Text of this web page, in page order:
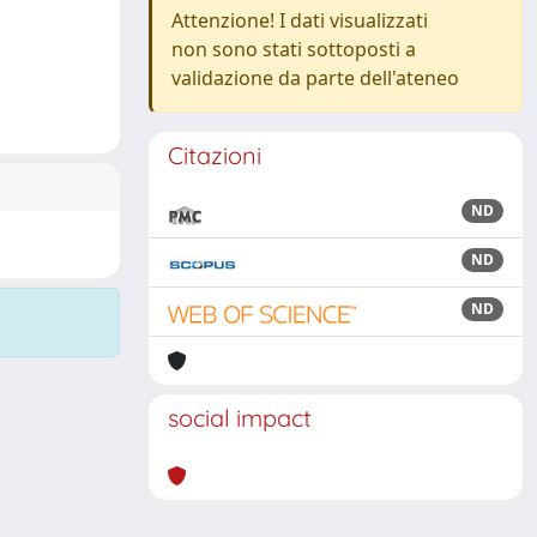
Attenzione! I dati visualizzati
non sono stati sottoposti a
validazione da parte dell'ateneo
Citazioni
ND
ND
ND
social impact